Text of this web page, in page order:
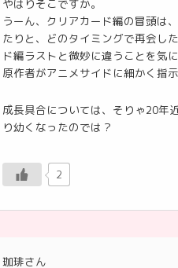
やはりそこですか。
うーん、クリアカード編の冒頭は
たりと、どのタイミングで再会し
ド編ラストと微妙に違うことを気
原作者がアニメサイドに細かく指
成長具合については、そりゃ20年
り幼くなったのでは？
2
珈琲さん